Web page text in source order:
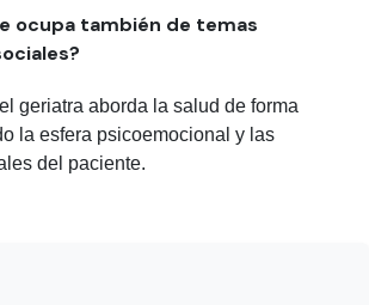
ocupa también de temas
geriatra aborda la salud de forma
la esfera psicoemocional y las
del paciente.